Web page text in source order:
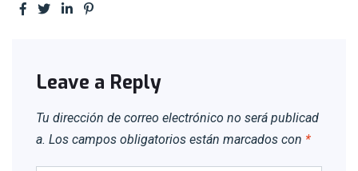
Leave a Reply
Tu dirección de correo electrónico no será publicad
a. Los campos obligatorios están marcados con *